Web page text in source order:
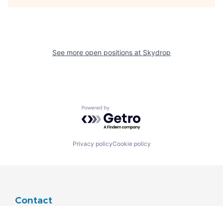
See more open positions at Skydrop
Powered by Getro.com
Privacy policyCookie policy
Contact